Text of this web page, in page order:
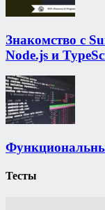
Знакомство с
Node.js и
Тесты